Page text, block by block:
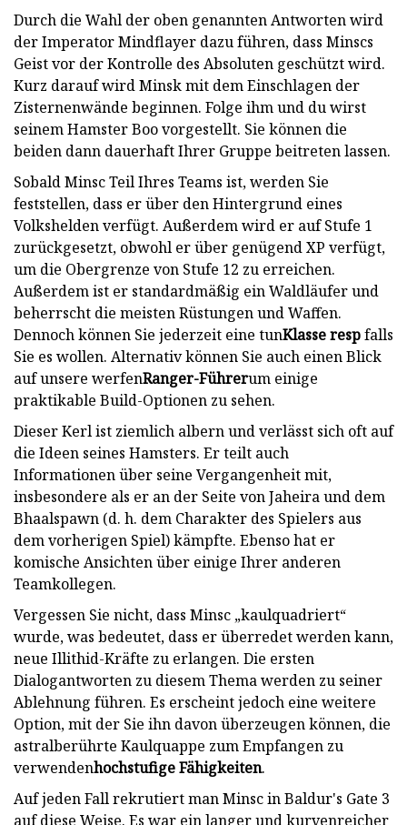
Durch die Wahl der oben genannten Antworten wird
der Imperator Mindflayer dazu führen, dass Minscs
Geist vor der Kontrolle des Absoluten geschützt wird.
Kurz darauf wird Minsk mit dem Einschlagen der
Zisternenwände beginnen. Folge ihm und du wirst
seinem Hamster Boo vorgestellt. Sie können die
beiden dann dauerhaft Ihrer Gruppe beitreten lassen.
Sobald Minsc Teil Ihres Teams ist, werden Sie
feststellen, dass er über den Hintergrund eines
Volkshelden verfügt. Außerdem wird er auf Stufe 1
zurückgesetzt, obwohl er über genügend XP verfügt,
um die Obergrenze von Stufe 12 zu erreichen.
Außerdem ist er standardmäßig ein Waldläufer und
beherrscht die meisten Rüstungen und Waffen.
Dennoch können Sie jederzeit eine tunKlasse respfalls
Sie es wollen. Alternativ können Sie auch einen Blick
auf unsere werfenRanger-Führerum einige
praktikable Build-Optionen zu sehen.
Dieser Kerl ist ziemlich albern und verlässt sich oft auf
die Ideen seines Hamsters. Er teilt auch
Informationen über seine Vergangenheit mit,
insbesondere als er an der Seite von Jaheira und dem
Bhaalspawn (d. h. dem Charakter des Spielers aus
dem vorherigen Spiel) kämpfte. Ebenso hat er
komische Ansichten über einige Ihrer anderen
Teamkollegen.
Vergessen Sie nicht, dass Minsc „kaulquadriert“
wurde, was bedeutet, dass er überredet werden kann,
neue Illithid-Kräfte zu erlangen. Die ersten
Dialogantworten zu diesem Thema werden zu seiner
Ablehnung führen. Es erscheint jedoch eine weitere
Option, mit der Sie ihn davon überzeugen können, die
astralberührte Kaulquappe zum Empfangen zu
verwendenhochstufige Fähigkeiten.
Auf jeden Fall rekrutiert man Minsc in Baldur's Gate 3
auf diese Weise. Es war ein langer und kurvenreicher